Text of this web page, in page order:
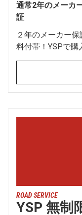
通常2年のメーカ
証
２年のメーカー
料付帯！YSPで購
ROAD SERVICE
YSP 無制